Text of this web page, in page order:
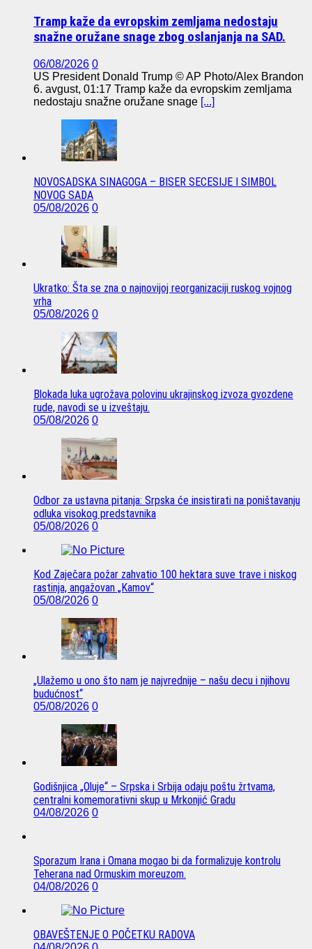
Tramp kaže da evropskim zemljama nedostaju
snažne oružane snage zbog oslanjanja na SAD.
06/08/2026 0
US President Donald Trump © AP Photo/Alex Brandon
6. avgust, 01:17 Tramp kaže da evropskim zemljama
nedostaju snažne oružane snage [...]
NOVOSADSKA SINAGOGA – BISER SECESIJE I SIMBOL
NOVOG SADA
05/08/2026 0
Ukratko: Šta se zna o najnovijoj reorganizaciji ruskog vojnog
vrha
05/08/2026 0
Blokada luka ugrožava polovinu ukrajinskog izvoza gvozdene
rude, navodi se u izveštaju.
05/08/2026 0
Odbor za ustavna pitanja: Srpska će insistirati na poništavanju
odluka visokog predstavnika
05/08/2026 0
Kod Zaječara požar zahvatio 100 hektara suve trave i niskog
rastinja, angažovan „Kamov“
05/08/2026 0
„Ulažemo u ono što nam je najvrednije – našu decu i njihovu
budućnost“
05/08/2026 0
Godišnjica „Oluje“ – Srpska i Srbija odaju poštu žrtvama,
centralni komemorativni skup u Mrkonjić Gradu
04/08/2026 0
Sporazum Irana i Omana mogao bi da formalizuje kontrolu
Teherana nad Ormuskim moreuzom.
04/08/2026 0
OBAVEŠTENJE O POČETKU RADOVA